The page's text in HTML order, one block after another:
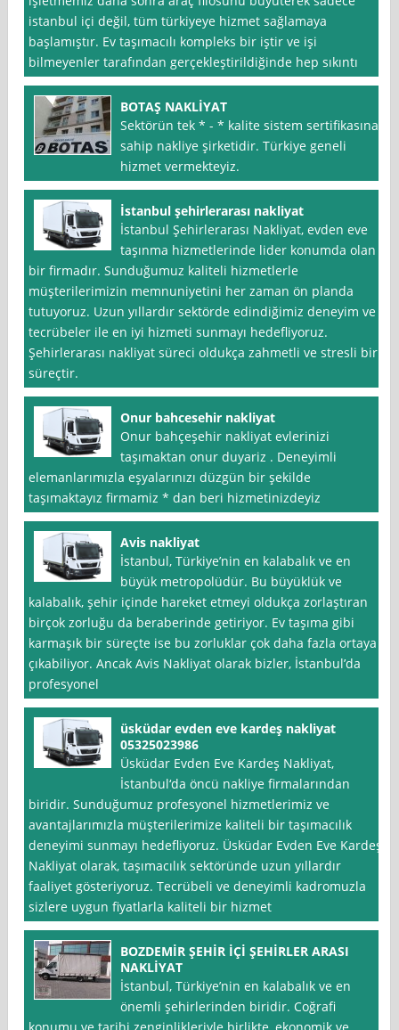
istanbul içi değil, tüm türkiyeye hizmet sağlamaya
başlamıştır. Ev taşımacılı kompleks bir iştir ve işi
bilmeyenler tarafından gerçekleştirildiğinde hep sıkıntı
BOTAŞ NAKLİYAT
Sektörün tek * - * kalite sistem sertifikasına
sahip nakliye şirketidir. Türkiye geneli
hizmet vermekteyiz.
İstanbul şehirlerarası nakliyat
İstanbul Şehirlerarası Nakliyat, evden eve
taşınma hizmetlerinde lider konumda olan
bir firmadır. Sunduğumuz kaliteli hizmetlerle
müşterilerimizin memnuniyetini her zaman ön planda
tutuyoruz. Uzun yıllardır sektörde edindiğimiz deneyim ve
tecrübeler ile en iyi hizmeti sunmayı hedefliyoruz.
Şehirlerarası nakliyat süreci oldukça zahmetli ve stresli bir
süreçtir.
Onur bahcesehir nakliyat
Onur bahçeşehir nakliyat evlerinizi
taşımaktan onur duyariz . Deneyimli
elemanlarımızla eşyalarınızı düzgün bir şekilde
taşımaktayız firmamiz * dan beri hizmetinizdeyiz
Avis nakliyat
İstanbul, Türkiye’nin en kalabalık ve en
büyük metropolüdür. Bu büyüklük ve
kalabalık, şehir içinde hareket etmeyi oldukça zorlaştıran
birçok zorluğu da beraberinde getiriyor. Ev taşıma gibi
karmaşık bir süreçte ise bu zorluklar çok daha fazla ortaya
çıkabiliyor. Ancak Avis Nakliyat olarak bizler, İstanbul’da
profesyonel
üsküdar evden eve kardeş nakliyat
05325023986
Üsküdar Evden Eve Kardeş Nakliyat,
İstanbul‘da öncü nakliye firmalarından
biridir. Sunduğumuz profesyonel hizmetlerimiz ve
avantajlarımızla müşterilerimize kaliteli bir taşımacılık
deneyimi sunmayı hedefliyoruz. Üsküdar Evden Eve Kardeş
Nakliyat olarak, taşımacılık sektöründe uzun yıllardır
faaliyet gösteriyoruz. Tecrübeli ve deneyimli kadromuzla
sizlere uygun fiyatlarla kaliteli bir hizmet
BOZDEMİR ŞEHİR İÇİ ŞEHİRLER ARASI
NAKLİYAT
İstanbul, Türkiye’nin en kalabalık ve en
önemli şehirlerinden biridir. Coğrafi